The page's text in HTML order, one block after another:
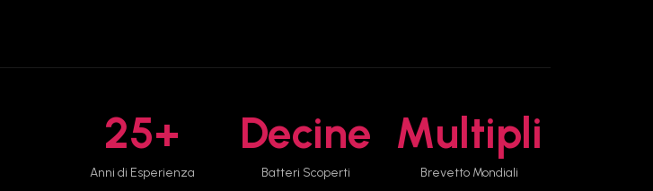
25+
Anni di Esperienza
Decine
Batteri Scoperti
Multipli
Brevetto Mondiali